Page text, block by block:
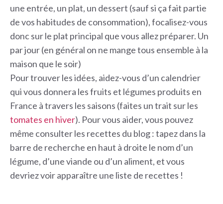
une entrée, un plat, un dessert (sauf si ça fait partie
de vos habitudes de consommation), focalisez-vous
donc sur le plat principal que vous allez préparer. Un
par jour (en général on ne mange tous ensemble à la
maison que le soir)
Pour trouver les idées, aidez-vous d’un calendrier
qui vous donnera les fruits et légumes produits en
France à travers les saisons (faites un trait sur les
tomates en hiver). Pour vous aider, vous pouvez
même consulter les recettes du blog : tapez dans la
barre de recherche en haut à droite le nom d’un
légume, d’une viande ou d’un aliment, et vous
devriez voir apparaître une liste de recettes !